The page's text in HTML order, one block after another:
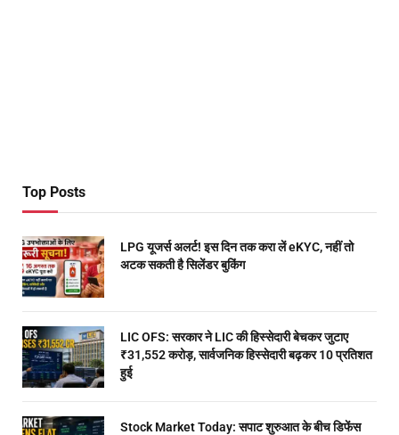
Top Posts
LPG यूजर्स अलर्ट! इस दिन तक करा लें eKYC, नहीं तो
अटक सकती है सिलेंडर बुकिंग
LIC OFS: सरकार ने LIC की हिस्सेदारी बेचकर जुटाए
₹31,552 करोड़, सार्वजनिक हिस्सेदारी बढ़कर 10 प्रतिशत
हुई
Stock Market Today: सपाट शुरुआत के बीच डिफेंस